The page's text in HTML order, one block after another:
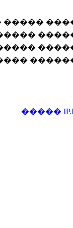
�����
�����